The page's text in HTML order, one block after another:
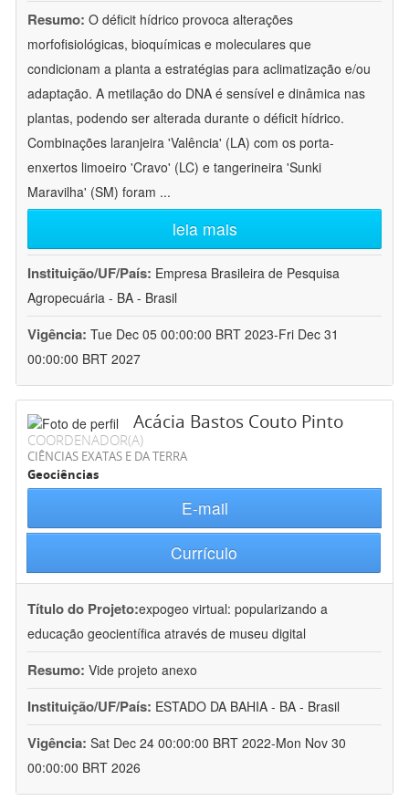
Resumo: O déficit hídrico provoca alterações
morfofisiológicas, bioquímicas e moleculares que
condicionam a planta a estratégias para aclimatização e/ou
adaptação. A metilação do DNA é sensível e dinâmica nas
plantas, podendo ser alterada durante o déficit hídrico.
Combinações laranjeira 'Valência' (LA) com os porta-
enxertos limoeiro 'Cravo' (LC) e tangerineira 'Sunki
Maravilha' (SM) foram ...
leia mais
Instituição/UF/País: Empresa Brasileira de Pesquisa
Agropecuária - BA - Brasil
Vigência: Tue Dec 05 00:00:00 BRT 2023-Fri Dec 31
00:00:00 BRT 2027
Acácia Bastos Couto Pinto
COORDENADOR(A)
CIÊNCIAS EXATAS E DA TERRA
Geociências
E-mail
Currículo
Título do Projeto:expogeo virtual: popularizando a
educação geocientífica através de museu digital
Resumo: Vide projeto anexo
Instituição/UF/País: ESTADO DA BAHIA - BA - Brasil
Vigência: Sat Dec 24 00:00:00 BRT 2022-Mon Nov 30
00:00:00 BRT 2026